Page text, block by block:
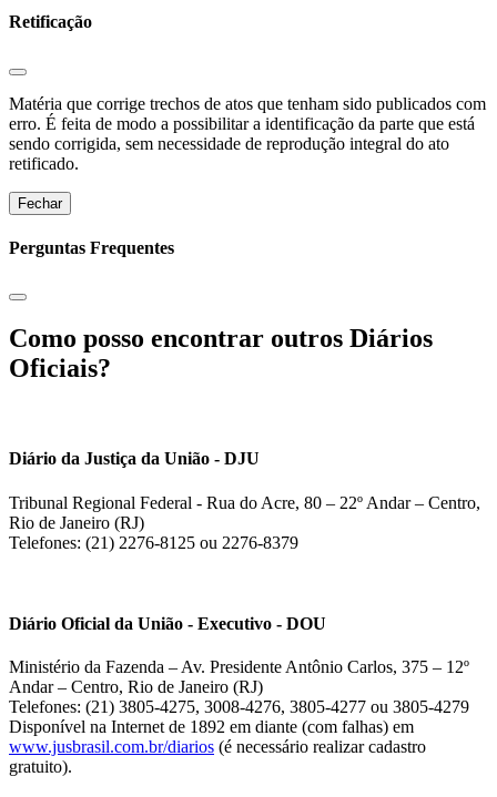
Retificação
Matéria que corrige trechos de atos que tenham sido publicados com
erro. É feita de modo a possibilitar a identificação da parte que está
sendo corrigida, sem necessidade de reprodução integral do ato
retificado.
Fechar
Perguntas Frequentes
Como posso encontrar outros Diários
Oficiais?
Diário da Justiça da União - DJU
Tribunal Regional Federal - Rua do Acre, 80 – 22º Andar – Centro,
Rio de Janeiro (RJ)
Telefones: (21) 2276-8125 ou 2276-8379
Diário Oficial da União - Executivo - DOU
Ministério da Fazenda – Av. Presidente Antônio Carlos, 375 – 12º
Andar – Centro, Rio de Janeiro (RJ)
Telefones: (21) 3805-4275, 3008-4276, 3805-4277 ou 3805-4279
Disponível na Internet de 1892 em diante (com falhas) em
www.jusbrasil.com.br/diarios (é necessário realizar cadastro
gratuito).